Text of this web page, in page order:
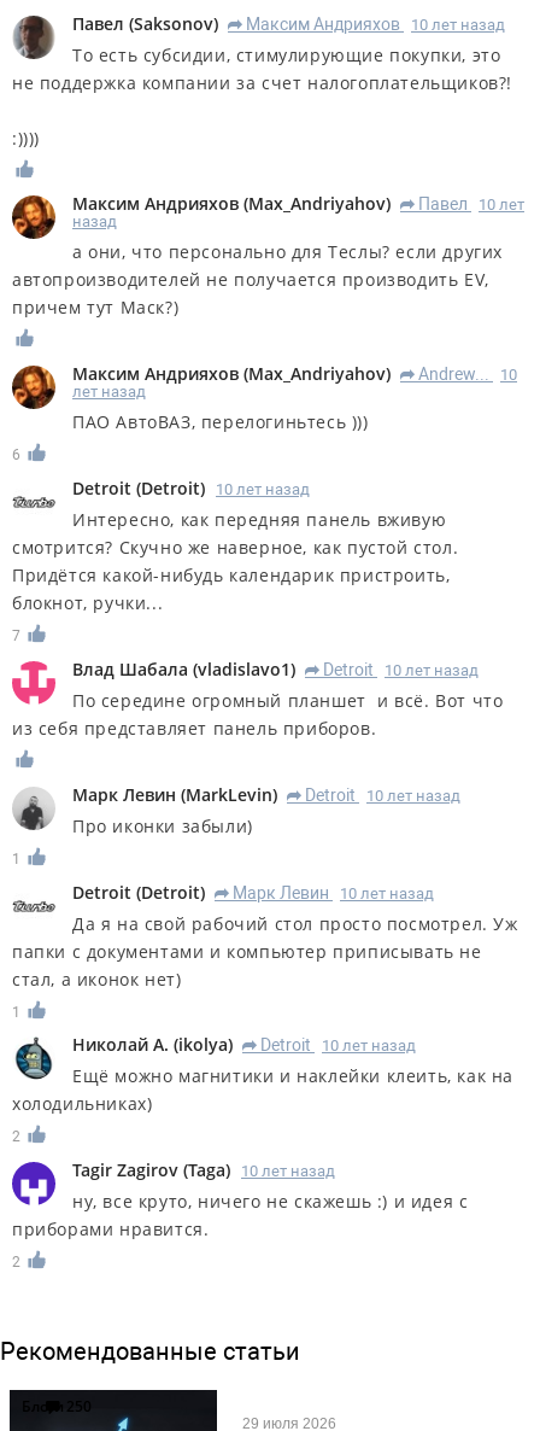
Павел (Saksonov) R Максим Андрияхов 10 лет назад
То есть субсидии, стимулирующие покупки, это
не поддержка компании за счет налогоплательщиков?!
:))))
Максим Андрияхов (Max_Andriyahov) R Павел
10 лет
назад
а они, что персонально для Теслы? если других
автопроизводителей не получается производить EV,
причем тут Маск?)
Максим Андрияхов (Max_Andriyahov) R Andrew...
10
лет назад
ПАО АвтоВАЗ, перелогиньтесь )))
6
Detroit (Detroit) 10 лет назад
Интересно, как передняя панель вживую
смотрится? Скучно же наверное, как пустой стол.
Придётся какой-нибудь календарик пристроить,
блокнот, ручки...
7
Влад Шабала (vladislavo1) R Detroit 10 лет назад
По середине огромный планшет и всё. Вот что
из себя представляет панель приборов.
Марк Левин (MarkLevin) R Detroit 10 лет назад
Про иконки забыли)
1
Detroit (Detroit) R Марк Левин 10 лет назад
Да я на свой рабочий стол просто посмотрел. Уж
папки с документами и компьютер приписывать не
стал, а иконок нет)
1
Николай А. (ikolya) R Detroit 10 лет назад
Ещё можно магнитики и наклейки клеить, как на
холодильниках)
2
Tagir Zagirov (Taga) 10 лет назад
ну, все круто, ничего не скажешь :) и идея с
приборами нравится.
2
Рекомендованные статьи
Блоги 250
29 июля 2026